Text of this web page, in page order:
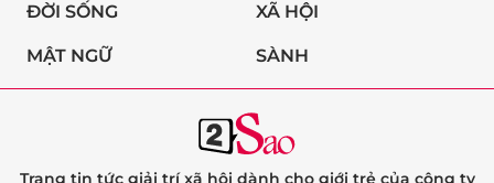
ĐỜI SỐNG XÃ HỘI
MẬT NGỮ SÀNH
Trang tin tức giải trí xã hội dành cho giới trẻ của công ty